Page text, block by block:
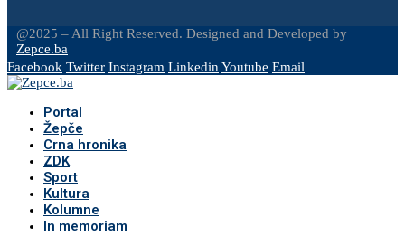
@2025 – All Right Reserved. Designed and Developed by
Zepce.ba
Facebook Twitter Instagram LinkedinYoutube Email
Portal
Žepče
Crna hronika
ZDK
Sport
Kultura
Kolumne
In memoriam